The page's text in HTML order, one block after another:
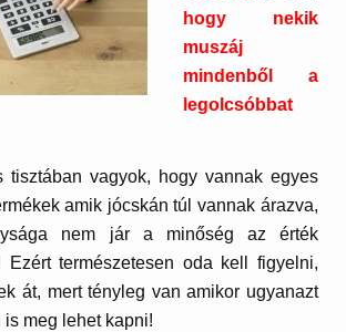
hogy nekik
muszáj
mindenből a
legolcsóbbat
tisztában vagyok, hogy vannak egyes
amik jócskán túl vannak árazva,
nem jár a minőség az érték
Ezért természetesen oda kell figyelni,
át, mert tényleg van amikor ugyanazt
meg lehet kapni!